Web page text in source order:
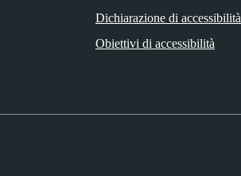
Dichiarazione di accessibilità
Obiettivi di accessibilità